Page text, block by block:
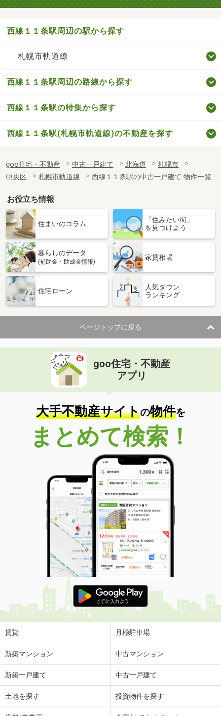
西線１１条駅周辺の駅から探す
札幌市軌道線
西線１１条駅周辺の路線から探す
西線１１条駅の特集から探す
西線１１条駅(札幌市軌道線)の不動産を探す
goo住宅・不動産 中古一戸建て 北海道
札幌市
中央区
札幌市軌道線 西線１１条駅の中古一戸建て 物件一覧
お役立ち情報
住まいのコラム
「住みたい街」
を見つけよう
暮らしのデータ
(補助金・助成金情報)
家賃相場
住宅ローン
人気タウン
ランキング
ページトップに戻る
goo住宅・不動産
アプリ
大手不動産サイトの物件を
まとめて検索！
賃貸 月極駐車場
新築マンション 中古マンション
新築一戸建て 中古一戸建て
土地を探す 投資物件を探す